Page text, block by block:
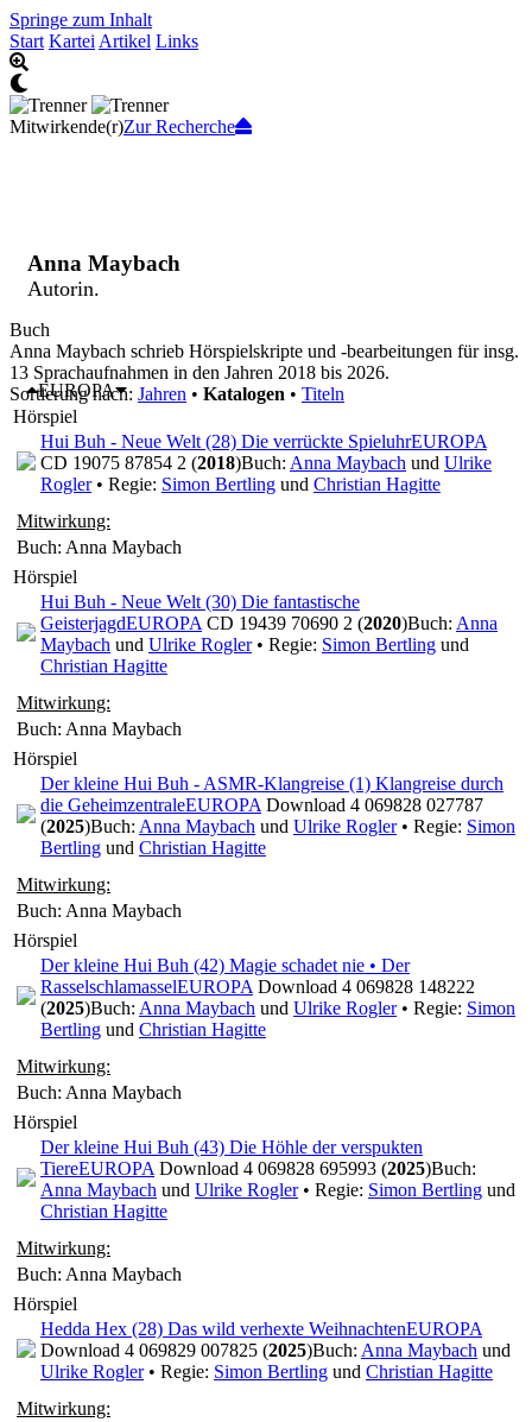
Springe zum Inhalt
Start Kartei Artikel Links
Mitwirkende(r)Zur Recherche
Anna Maybach
Autorin.
Buch
Anna Maybach schrieb Hörspielskripte und -bearbeitungen für insg.
13 Sprachaufnahmen in den Jahren 2018 bis 2026.
Sortierung nach: Jahren • Katalogen • Titeln
EUROPA
Hörspiel
Hui Buh - Neue Welt (28) Die verrückte SpieluhrEUROPA
CD 19075 87854 2 (2018)Buch: Anna Maybach und Ulrike
Rogler• Regie: Simon Bertling und Christian Hagitte
Mitwirkung:
Buch: Anna Maybach
Hörspiel
Hui Buh - Neue Welt (30) Die fantastische
GeisterjagdEUROPA CD 19439 70690 2 (2020)Buch: Anna
Maybach und Ulrike Rogler• Regie: Simon Bertling und
Christian Hagitte
Mitwirkung:
Buch: Anna Maybach
Hörspiel
Der kleine Hui Buh - ASMR-Klangreise (1) Klangreise durch
die GeheimzentraleEUROPA Download 4 069828 027787
(2025)Buch: Anna Maybach und Ulrike Rogler• Regie: Simon
Bertling und Christian Hagitte
Mitwirkung:
Buch: Anna Maybach
Hörspiel
Der kleine Hui Buh (42) Magie schadet nie • Der
RasselschlamasselEUROPA Download 4 069828 148222
(2025)Buch: Anna Maybach und Ulrike Rogler• Regie: Simon
Bertling und Christian Hagitte
Mitwirkung:
Buch: Anna Maybach
Hörspiel
Der kleine Hui Buh (43) Die Höhle der verspukten
TiereEUROPA Download 4 069828 695993 (2025)Buch:
Anna Maybach und Ulrike Rogler• Regie: Simon Bertling und
Christian Hagitte
Mitwirkung:
Buch: Anna Maybach
Hörspiel
Hedda Hex (28) Das wild verhexte WeihnachtenEUROPA
Download 4 069829 007825 (2025)Buch: Anna Maybach und
Ulrike Rogler• Regie: Simon Bertling und Christian Hagitte
Mitwirkung: